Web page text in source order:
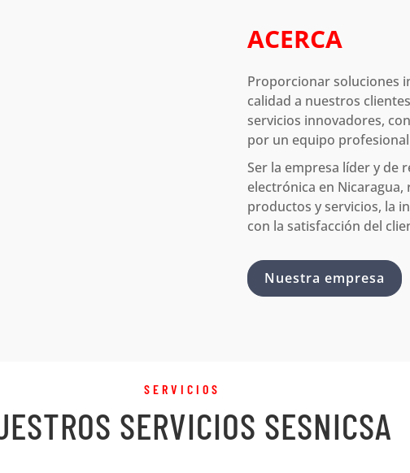
ACERCA
Proporcionar soluciones
calidad a nuestros
servicios innovadores,
por un equipo
Ser la empresa líder y de
electrónica en
productos y servicios, la
con la satisfacción del
Nuestra empresa
SERVICIOS
SERVICIOS SESNICSA